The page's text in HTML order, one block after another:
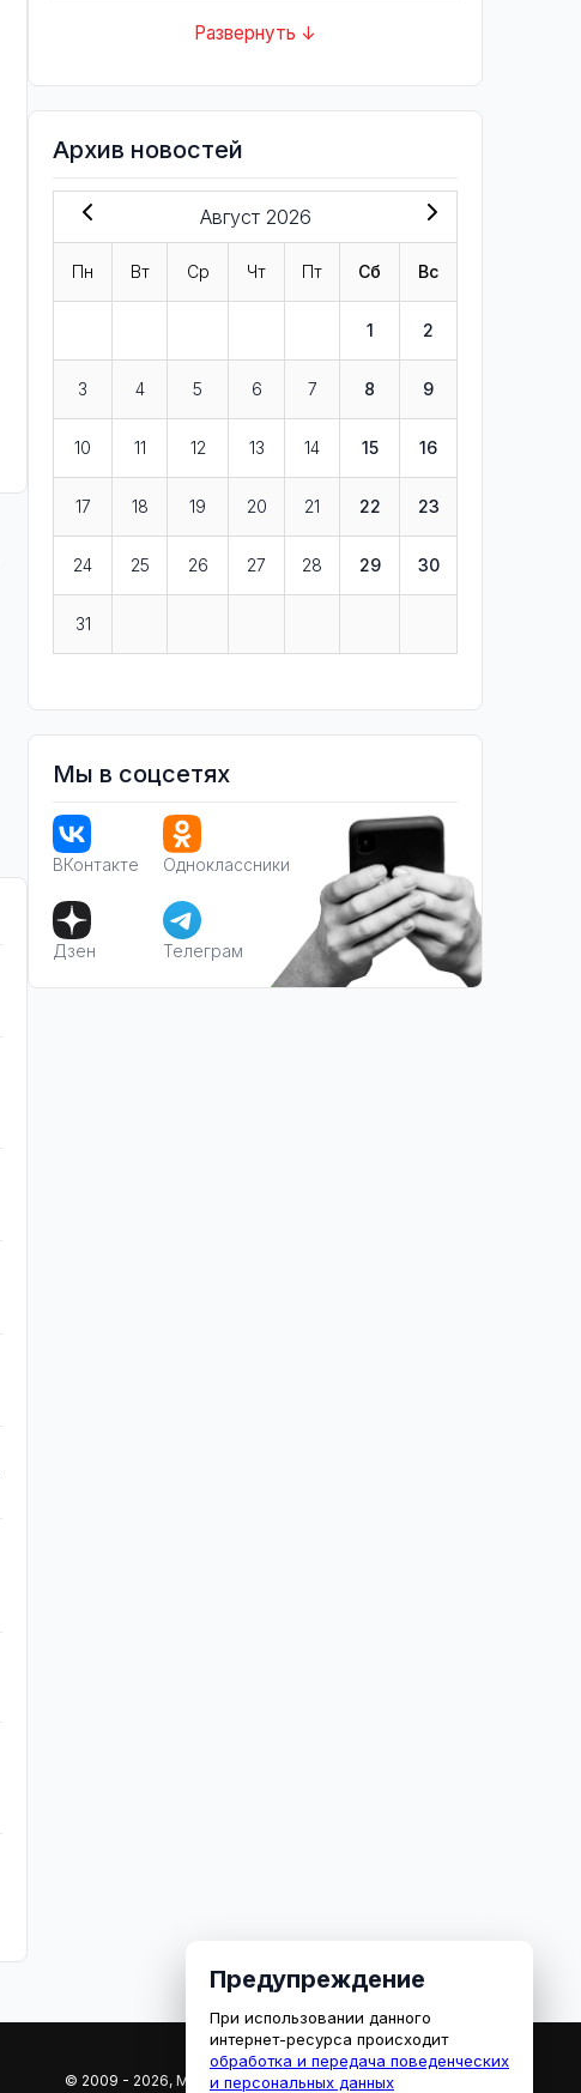
Развернуть ↓
Архив новостей
Август 2026
Пн Вт Ср Чт Пт Сб Вс
1 2
3 4 5 6 7 8 9
10 11 12 13 14 15 16
17 18 19 20 21 22 23
24 25 26 27 28 29 30
31
Мы в соцсетях
ВКонтакте Одноклассники
Дзен Телеграм
© 2009 - 2026, МЕДИАРЯЗАНЬ
Предупреждение
При использовании данного
интернет-ресурса происходит
обработка и передача поведенческих
и персональных данных